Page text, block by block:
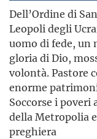
Dell’Ordine di
Leopoli degli
uomo di fede, un
gloria di Dio,
volontà. Pastore
enorme
Soccorse i
della Metropolia
preghiera